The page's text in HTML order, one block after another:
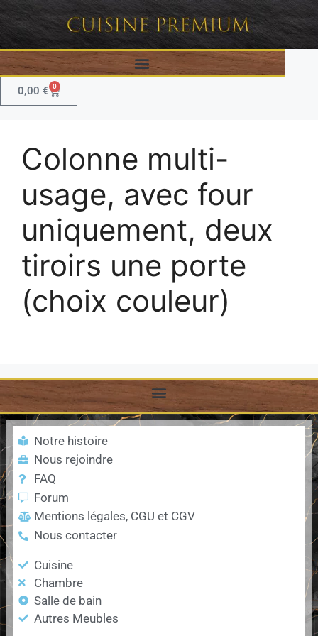
0,00 € 0
Colonne multi-
usage, avec four
uniquement, deux
tiroirs une porte
(choix couleur)
Notre histoire
Nous rejoindre
FAQ
Forum
Mentions légales, CGU et CGV
Nous contacter
Cuisine
Chambre
Salle de bain
Autres Meubles